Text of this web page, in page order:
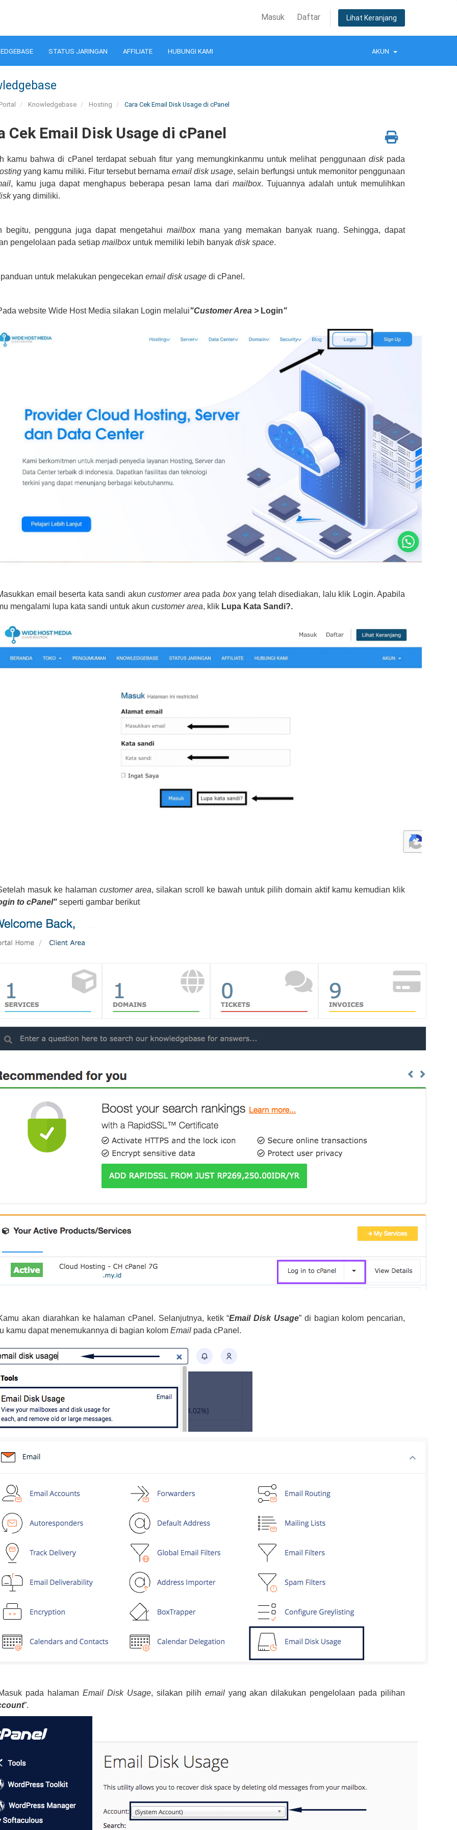
Masuk Daftar Lihat Keranjang
STATUS JARINGAN AFFILIATE HUBUNGI KAMI AKUN
Knowledgebase Hosting Cara Cek Email Disk Usage di cPanel
Cek Email Disk Usage di cPanel
kamu bahwa di cPanel terdapat sebuah fitur yang memungkinkanmu untuk melihat penggunaan diskpada
yang kamu miliki. Fitur tersebut bernama email disk usage, selain berfungsi untuk memonitor penggunaan
, kamu juga dapat menghapus beberapa pesan lama darimailbox. Tujuannya adalah untuk memulihkan
yang dimiliki.
begitu, pengguna juga dapat mengetahui mailboxmana yang memakan banyak ruang. Sehingga, dapat
pengelolaan pada setiap mailbox untuk memiliki lebih banyak disk space.
untuk melakukan pengecekan email disk usagedi cPanel.
website Wide Host Media silakan Login melalui"Customer Area > Login"
email beserta kata sandi akun customer area pada boxyang telah disediakan, lalu klik Login. Apabila
mengalami lupa kata sandi untuk akun customer area, klikLupa Kata Sandi?.
masuk ke halamancustomer area, silakan scroll ke bawah untuk pilih domain aktif kamu kemudian klik
to cPanel"seperti gambar berikut
akan diarahkan ke halaman cPanel. Selanjutnya, ketik “Email Disk Usage” di bagian kolom pencarian,
kamu dapat menemukannya di bagian kolom Email pada cPanel.
pada halamanEmail Disk Usage, silakan pilih emailyang akan dilakukan pengelolaan pada pilihan
”.